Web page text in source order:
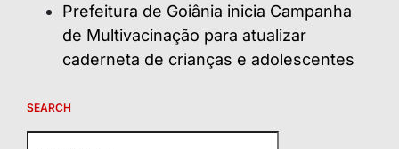
Prefeitura de Goiânia inicia Campanha
de Multivacinação para atualizar
caderneta de crianças e adolescentes
SEARCH